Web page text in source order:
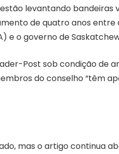
levantando bandeiras
de quatro anos entre
e o governo de
Post sob condição de
do conselho “têm
mas o artigo continua